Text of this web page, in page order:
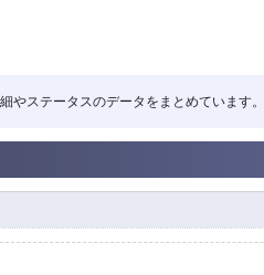
ステータスのデータをまとめています。